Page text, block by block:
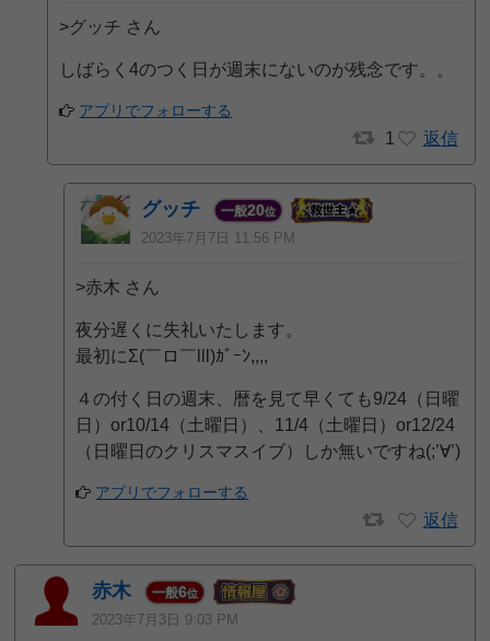
>グッチ さん
しばらく4のつく日が週末にないのが残念です。。
アプリでフォローする
1 返信
グッチ 一般20位
2023年7月7日 11:56 PM
>赤木 さん
夜分遅くに失礼いたします。
最初にΣ(￣ロ￣lll)ｶﾞｰﾝ,,,,
４の付く日の週末、暦を見て早くても9/24（日曜
日）or10/14（土曜日）、11/4（土曜日）or12/24
（日曜日のクリスマスイブ）しか無いですね(;’∀’)
アプリでフォローする
返信
赤木 一般6位
2023年7月3日 9:03 PM